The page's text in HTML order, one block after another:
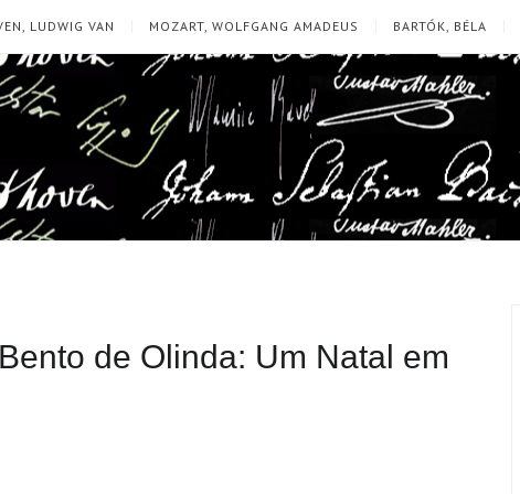
LUDWIG VAN MOZART, WOLFGANG AMADEUS BARTÓK, BÉLA
de Olinda: Um Natal em